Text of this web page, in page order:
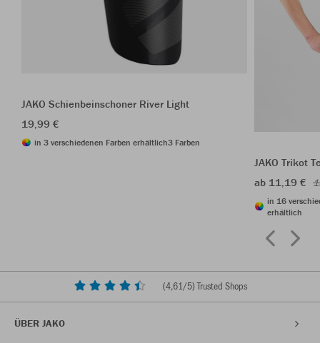
JAKO Schienbeinschoner River Light
19,99 €
in 3 verschiedenen Farben erhältlich3 Farben
JAKO Trikot
ab 11,19 €
in 16
erhältlich
(4,61/5) Trusted Shops
ÜBER JAKO